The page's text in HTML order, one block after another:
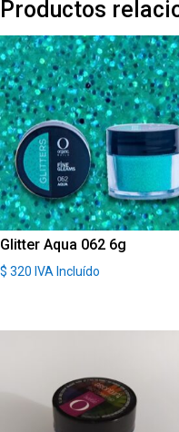
Productos
Glitter Aqua 062 6g
$ 320 IVA Incluído